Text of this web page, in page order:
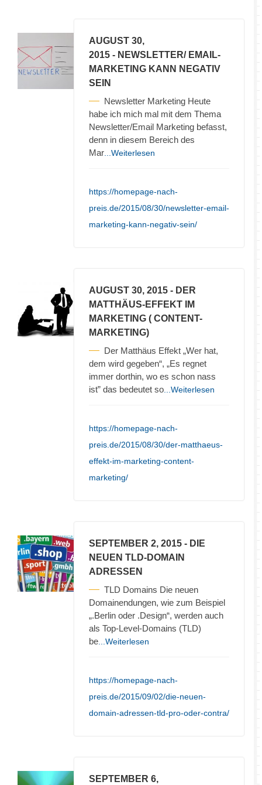
AUGUST 30,
2015 - NEWSLETTER/ EMAIL-
MARKETING KANN NEGATIV
SEIN
Newsletter Marketing Heute
habe ich mich mal mit dem Thema
Newsletter/Email Marketing befasst,
denn in diesem Bereich des
Mar ...Weiterlesen
https://homepage-nach-
preis.de/2015/08/30/newsletter-email-
marketing-kann-negativ-sein/
AUGUST 30, 2015 - DER
MATTHÄUS-EFFEKT IM
MARKETING ( CONTENT-
MARKETING)
Der Matthäus Effekt „Wer hat,
dem wird gegeben“, „Es regnet
immer dorthin, wo es schon nass
ist” das bedeutet so ...Weiterlesen
https://homepage-nach-
preis.de/2015/08/30/der-matthaeus-
effekt-im-marketing-content-
marketing/
SEPTEMBER 2, 2015 - DIE
NEUEN TLD-DOMAIN
ADRESSEN
TLD Domains Die neuen
Domainendungen, wie zum Beispiel
„.Berlin oder .Design“, werden auch
als Top-Level-Domains (TLD)
be ...Weiterlesen
https://homepage-nach-
preis.de/2015/09/02/die-neuen-
domain-adressen-tld-pro-oder-contra/
SEPTEMBER 6,